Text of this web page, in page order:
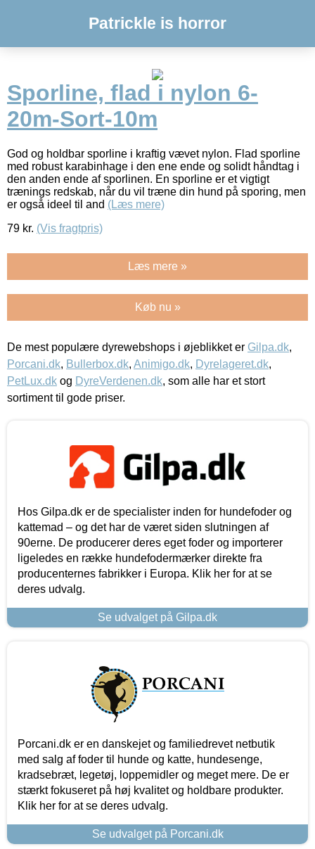
Patrickle is horror
Sporline, flad i nylon 6-
20m-Sort-10m
God og holdbar sporline i kraftig vævet nylon. Flad sporline
med robust karabinhage i den ene ende og solidt håndtag i
den anden ende af sporlinen. En sporline er et vigtigt
trænings redskab, når du vil træne din hund på sporing, men
er også ideel til and (Læs mere)
79 kr. (Vis fragtpris)
Læs mere »
Køb nu »
De mest populære dyrewebshops i øjeblikket er Gilpa.dk,
Porcani.dk, Bullerbox.dk, Animigo.dk, Dyrelageret.dk,
PetLux.dk og DyreVerdenen.dk, som alle har et stort
sortiment til gode priser.
Hos Gilpa.dk er de specialister inden for hundefoder og
kattemad – og det har de været siden slutningen af
90erne. De producerer deres eget foder og importerer
ligeledes en række hundefodermærker direkte fra
producenternes fabrikker i Europa. Klik her for at se
deres udvalg.
Se udvalget på Gilpa.dk
Porcani.dk er en danskejet og familiedrevet netbutik
med salg af foder til hunde og katte, hundesenge,
kradsebræt, legetøj, loppemidler og meget mere. De er
stærkt fokuseret på høj kvalitet og holdbare produkter.
Klik her for at se deres udvalg.
Se udvalget på Porcani.dk